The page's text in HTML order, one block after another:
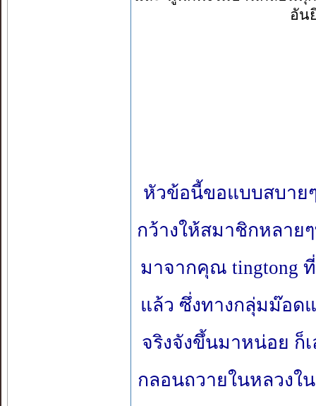
อัน
หัวข้อนี้ขอแบบสบาย
กว้างให้สมาชิกหลาย
มาจากคุณ tingtong
แล้ว ซึ่งทางกลุ่มม๊อด
จริงจังขึ้นมาหน่อย ก็
กลอนถวายในหลวง